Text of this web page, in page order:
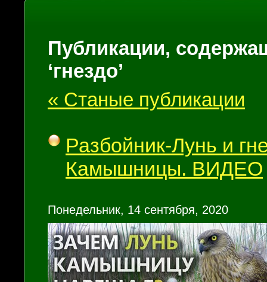
Публикации,
‘гнездо’
« Станые публикации
Разбойник-Лунь и
Камышницы. ВИДЕО
Понедельник, 14 сентября, 2020